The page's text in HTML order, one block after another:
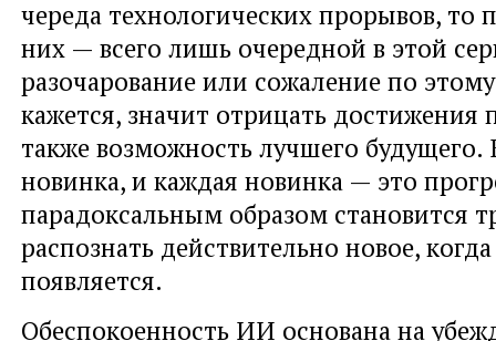
череда технологических прорывов, то
них — всего лишь очередной в этой
разочарование или сожаление по
кажется, значит отрицать достижения
также возможность лучшего будущего.
новинка, и каждая новинка — это
парадоксальным образом становится
распознать действительно новое,
появляется.
Обеспокоенность ИИ основана на